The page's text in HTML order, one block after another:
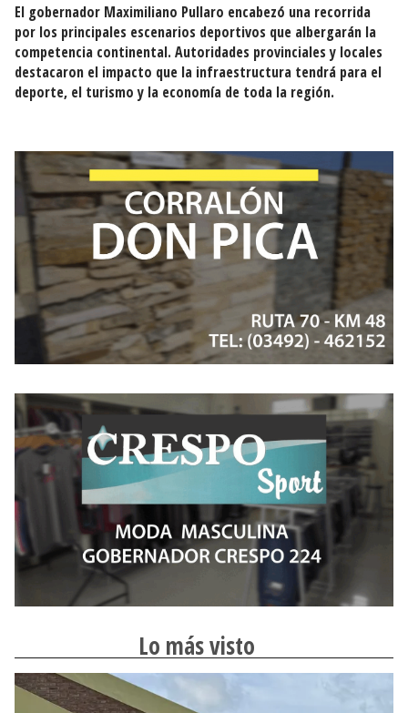
El gobernador Maximiliano Pullaro encabezó una recorrida
por los principales escenarios deportivos que albergarán la
competencia continental. Autoridades provinciales y locales
destacaron el impacto que la infraestructura tendrá para el
deporte, el turismo y la economía de toda la región.
Lo más visto